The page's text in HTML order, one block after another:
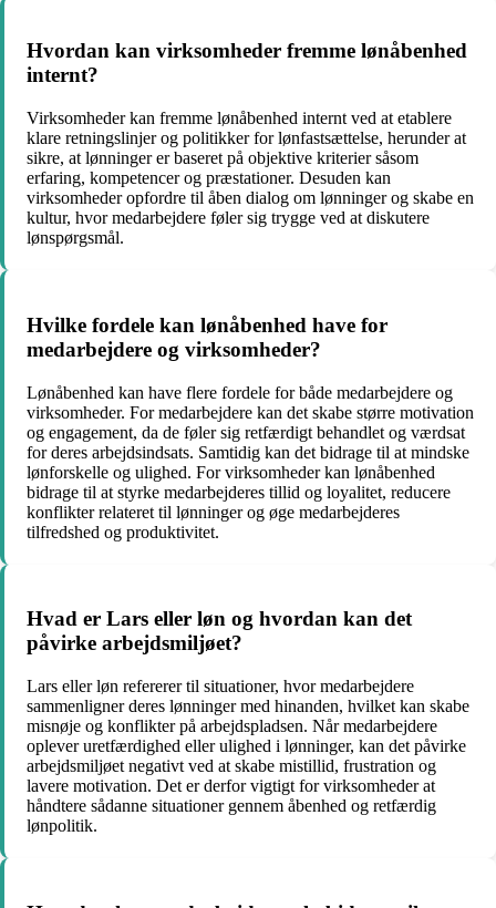
Hvordan kan virksomheder fremme lønåbenhed
internt?
Virksomheder kan fremme lønåbenhed internt ved at etablere
klare retningslinjer og politikker for lønfastsættelse, herunder at
sikre, at lønninger er baseret på objektive kriterier såsom
erfaring, kompetencer og præstationer. Desuden kan
virksomheder opfordre til åben dialog om lønninger og skabe en
kultur, hvor medarbejdere føler sig trygge ved at diskutere
lønspørgsmål.
Hvilke fordele kan lønåbenhed have for
medarbejdere og virksomheder?
Lønåbenhed kan have flere fordele for både medarbejdere og
virksomheder. For medarbejdere kan det skabe større motivation
og engagement, da de føler sig retfærdigt behandlet og værdsat
for deres arbejdsindsats. Samtidig kan det bidrage til at mindske
lønforskelle og ulighed. For virksomheder kan lønåbenhed
bidrage til at styrke medarbejderes tillid og loyalitet, reducere
konflikter relateret til lønninger og øge medarbejderes
tilfredshed og produktivitet.
Hvad er Lars eller løn og hvordan kan det
påvirke arbejdsmiljøet?
Lars eller løn refererer til situationer, hvor medarbejdere
sammenligner deres lønninger med hinanden, hvilket kan skabe
misnøje og konflikter på arbejdspladsen. Når medarbejdere
oplever uretfærdighed eller ulighed i lønninger, kan det påvirke
arbejdsmiljøet negativt ved at skabe mistillid, frustration og
lavere motivation. Det er derfor vigtigt for virksomheder at
håndtere sådanne situationer gennem åbenhed og retfærdig
lønpolitik.